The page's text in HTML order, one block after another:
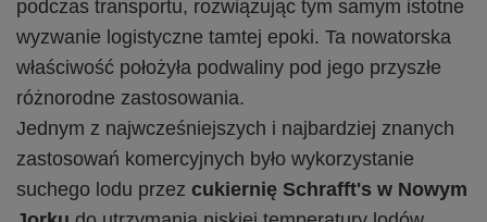
podczas transportu, rozwiązując tym samym istotne
wyzwanie logistyczne tamtej epoki. Ta nowatorska
właściwość położyła podwaliny pod jego przyszłe
różnorodne zastosowania.
Jednym z najwcześniejszych i najbardziej znanych
zastosowań komercyjnych było wykorzystanie
suchego lodu przez cukiernię Schrafft's w Nowym